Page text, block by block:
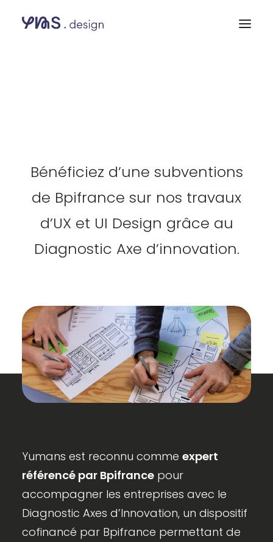
Bénéficiez d’une subventions
de Bpifrance sur nos travaux
d’UX et UI Design grâce au
Diagnostic Axe d’innovation.
Yumans est reconnu comme expert
référencé par Bpifrance pour
accompagner les entreprises avec le
Diagnostic Axes d’Innovation, un dispositif
cofinancé par Bpifrance permettant de